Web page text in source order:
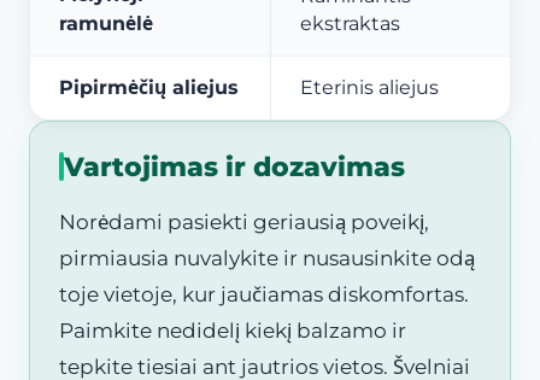
ramunėlė
ekstraktas
Pipirmėčių aliejus Eterinis aliejus
Vartojimas ir dozavimas
Norėdami pasiekti geriausią poveikį,
pirmiausia nuvalykite ir nusausinkite odą
toje vietoje, kur jaučiamas diskomfortas.
Paimkite nedidelį kiekį balzamo ir
tepkite tiesiai ant jautrios vietos. Švelniai